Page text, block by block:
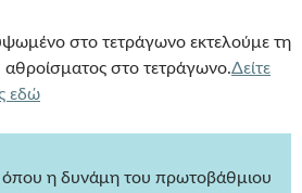
στο τετράγωνο εκτελούμε τη
στο τετράγωνο.Δείτε
εδώ
όπου η δυνάμη του πρωτοβάθμιου